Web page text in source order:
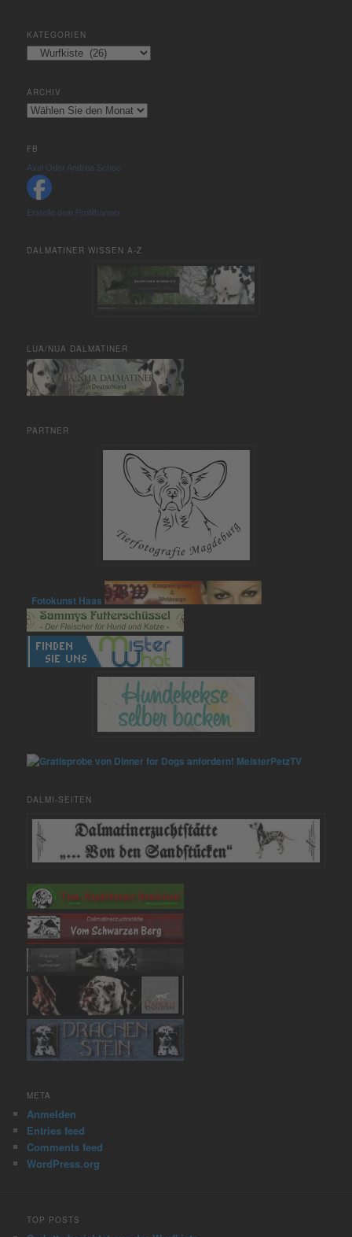
KATEGORIEN
Kategorien
ARCHIV
Archiv
FB
Axel Oder Andrea Schoe
Erstelle dein Profilbanner
DALMATINER WISSEN A-Z
LUA/NUA DALMATINER
PARTNER
Fotokunst Haas
MeisterPetzTV
DALMI-SEITEN
META
Anmelden
Entries feed
Comments feed
WordPress.org
TOP POSTS